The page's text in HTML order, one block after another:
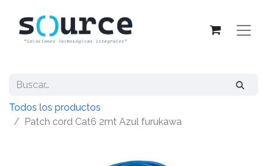
Todos los productos
Patch cord Cat6 2mt Azul furukawa